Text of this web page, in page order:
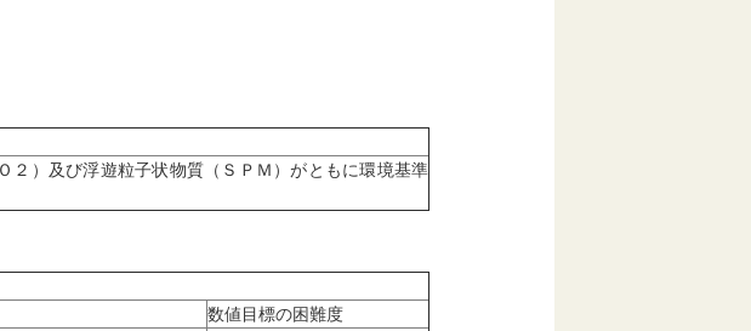
２）及び浮遊粒子状物質（ＳＰＭ）がともに環境基準
数値目標の困難度